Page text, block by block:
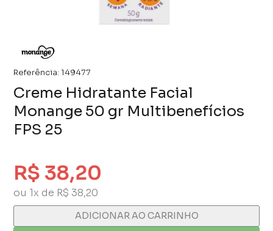
Referência: 149477
Creme Hidratante Facial
Monange 50 gr Multibenefícios
FPS 25
R$ 38,20
ou 1x de R$ 38,20
ADICIONAR AO CARRINHO